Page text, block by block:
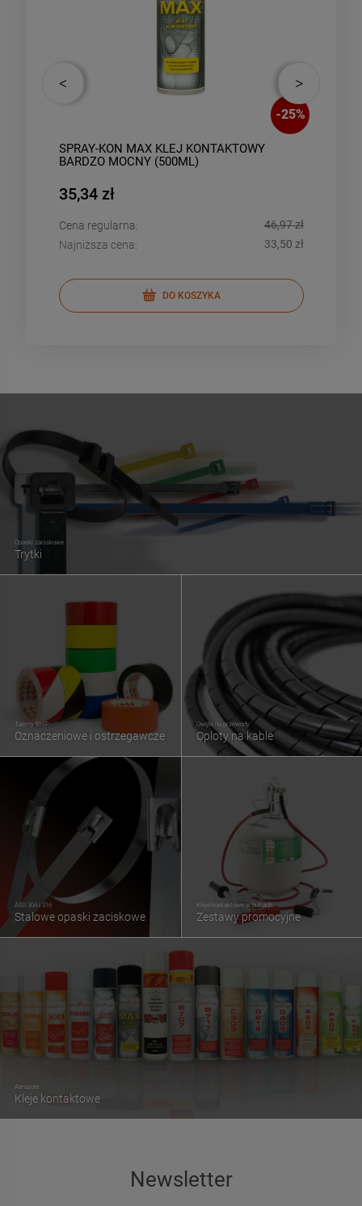
-25%
SPRAY-KON MAX KLEJ KONTAKTOWY
BARDZO MOCNY (500ML)
35,34 zł
Cena regularna:
46,97 zł
Najniższa cena:
33,50 zł
DO KOSZYKA
Opaski zaciskowe
Trytki
Taśmy BHP
Oznaczeniowe i ostrzegawcze
Owijki na przewody
Oploty na kable
Aerozole
Kleje kontaktowe
AISI 304 i 316
Stalowe opaski zaciskowe
Kleje kontaktowe w butlach
Zestawy promocyjne
Newsletter